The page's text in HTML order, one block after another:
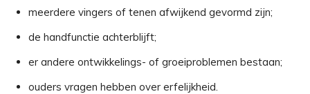
meerdere vingers of tenen afwijkend gevormd zijn;
de handfunctie achterblijft;
er andere ontwikkelings- of groeiproblemen bestaan;
ouders vragen hebben over erfelijkheid.